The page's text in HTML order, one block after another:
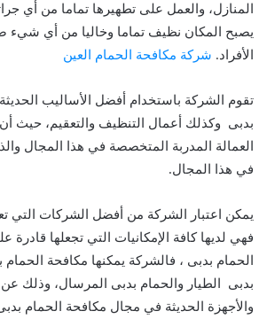
المنازل، والعمل على تطهيرها تماما من أي
يصبح المكان نظيف تماما وخاليا من أي شيء
الأفراد. شركة مكافحة الحمام العين
تقوم الشركة باستخدام أفضل الأساليب
بدبى وكذلك أعمال التنظيف والتعقيم، حيث
العمالة المدربة المتخصصة في هذا المجال
في هذا المجال.
يمكن اعتبار الشركة من أفضل الشركات التي
فهي لديها كافة الإمكانيات التي تجعلها قادرة
الحمام بدبى ، فالشركة يمكنها مكافحة الحمام
بدبى الطيار والحمام بدبى المرسال، وذلك
والأجهزة الحديثة في مجال مكافحة الحمام